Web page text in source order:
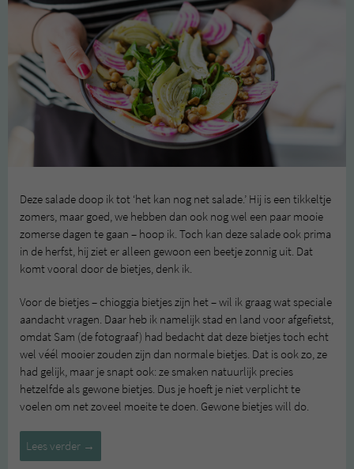
Deze salade doop ik tot ‘het kan nog net salade.’ Hij is een tikkeltje
zomers, maar goed, we hebben dan ook nog wel een paar mooie
zomerse dagen te gaan – hoop ik. Toch kan deze salade ook prima
in de herfst, hij ziet er alleen gewoon een beetje zonnig uit. Dat
komt vooral door de bietjes, denk ik.
Voor de bietjes – chioggia bietjes zijn het – wil ik graag wat speciale
aandacht vragen. Daar heb ik namelijk stad en land voor afgefietst,
omdat Sam (de fotograaf) had bedacht dat deze bietjes toch echt
wel véél mooier zouden zijn dan normale bietjes. Dat is ook zo, ze
had gelijk, maar je snapt ook: ze smaken natuurlijk precies
hetzelfde als gewone bietjes. Dus je hoeft je niet verplicht te
voelen om net zoveel moeite te doen. Gewone bietjes will do.
Lees verder Nazomerse
salade
→